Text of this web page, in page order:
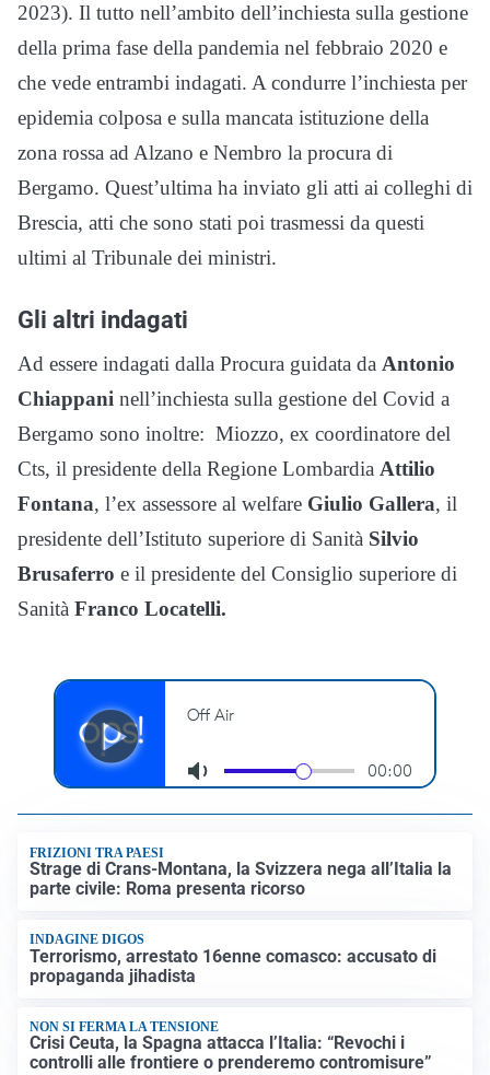
2023). Il tutto nell’ambito dell’inchiesta sulla gestione
della prima fase della pandemia nel febbraio 2020 e
che vede entrambi indagati. A condurre l’inchiesta per
epidemia colposa e sulla mancata istituzione della
zona rossa ad Alzano e Nembro la procura di
Bergamo. Quest’ultima ha inviato gli atti ai colleghi di
Brescia, atti che sono stati poi trasmessi da questi
ultimi al Tribunale dei ministri.
Gli altri indagati
Ad essere indagati dalla Procura guidata da Antonio
Chiappani nell’inchiesta sulla gestione del Covid a
Bergamo sono inoltre: Miozzo, ex coordinatore del
Cts, il presidente della Regione Lombardia Attilio
Fontana, l’ex assessore al welfare Giulio Gallera, il
presidente dell’Istituto superiore di Sanità Silvio
Brusaferro e il presidente del Consiglio superiore di
Sanità Franco Locatelli.
FRIZIONI TRA PAESI
Strage di Crans-Montana, la Svizzera nega all’Italia la
parte civile: Roma presenta ricorso
INDAGINE DIGOS
Terrorismo, arrestato 16enne comasco: accusato di
propaganda jihadista
NON SI FERMA LA TENSIONE
Crisi Ceuta, la Spagna attacca l’Italia: “Revochi i
controlli alle frontiere o prenderemo contromisure”